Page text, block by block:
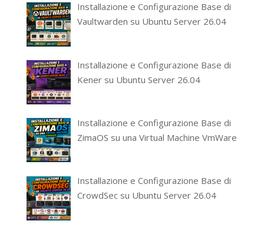
Installazione e Configurazione Base di
Vaultwarden su Ubuntu Server 26.04
Installazione e Configurazione Base di
Kener su Ubuntu Server 26.04
Installazione e Configurazione Base di
ZimaOS su una Virtual Machine VmWare
Installazione e Configurazione Base di
CrowdSec su Ubuntu Server 26.04